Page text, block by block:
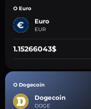
O Euro
Euro
EUR
1.15266043$
O Dogecoin
Dogecoin
DOGE